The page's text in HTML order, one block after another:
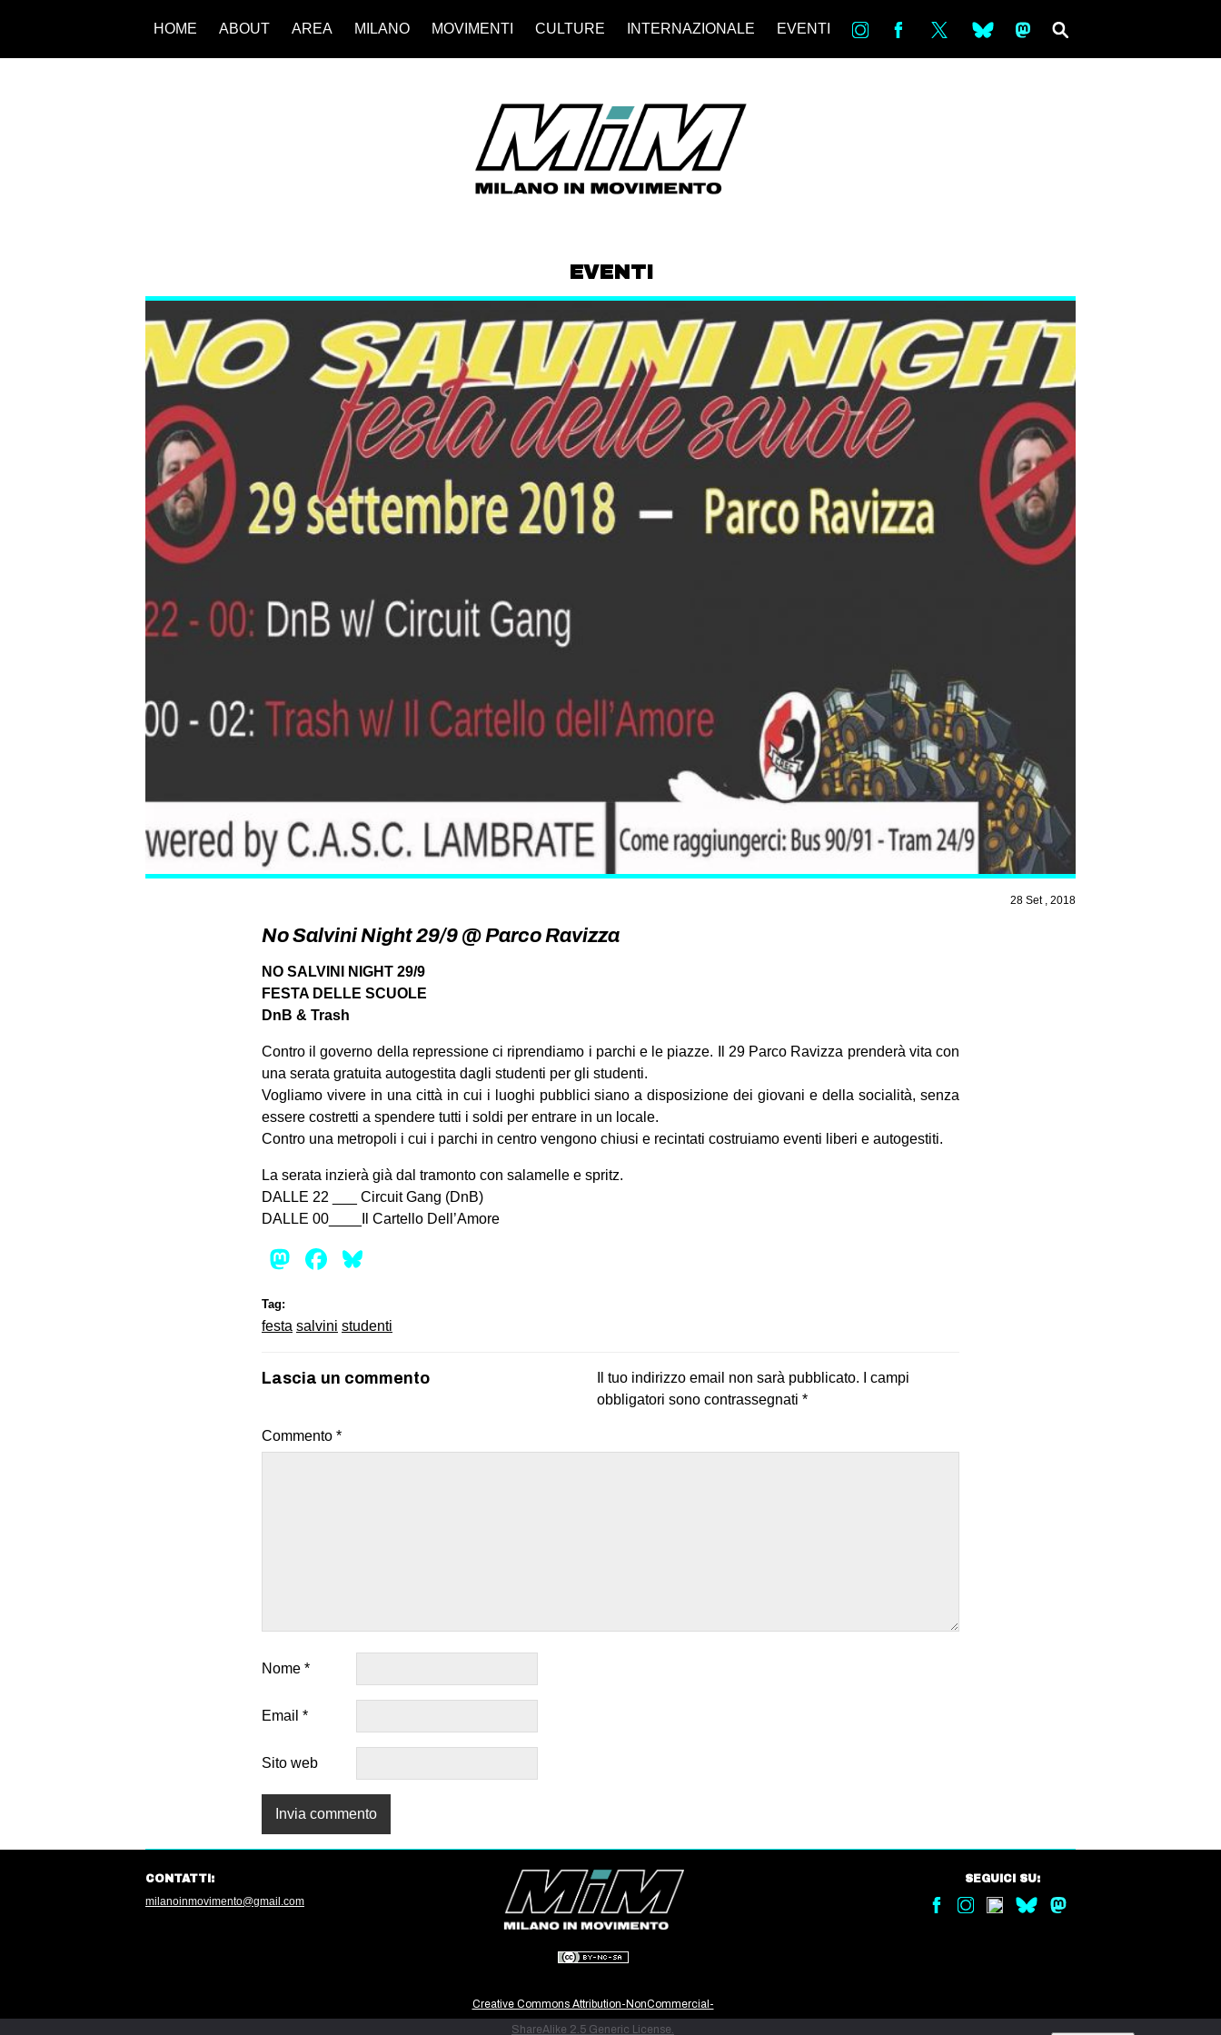
HOME ABOUT AREA MILANO MOVIMENTI CULTURE INTERNAZIONALE EVENTI in bsky ms
EVENTI
28 Set , 2018
No Salvini Night 29/9 @ Parco Ravizza
NO SALVINI NIGHT 29/9
FESTA DELLE SCUOLE
DnB & Trash
Contro il governo della repressione ci riprendiamo i parchi e le piazze. Il 29 Parco Ravizza prenderà vita con
una serata gratuita autogestita dagli studenti per gli studenti.
Vogliamo vivere in una città in cui i luoghi pubblici siano a disposizione dei giovani e della socialità, senza
essere costretti a spendere tutti i soldi per entrare in un locale.
Contro una metropoli i cui i parchi in centro vengono chiusi e recintati costruiamo eventi liberi e autogestiti.
La serata inzierà già dal tramonto con salamelle e spritz.
DALLE 22 ___ Circuit Gang (DnB)
DALLE 00____Il Cartello Dell’Amore
Mastodon
Facebook
Tag:
festa salvini studenti
Lascia un commento Il tuo indirizzo email non sarà pubblicato.
I campi
obbligatori sono contrassegnati *
Commento *
Nome *
Email *
Sito web
Creative Commons Attribution-NonCommercial-
ShareAlike 2.5 Generic License.
CONTATTI:
milanoinmovimento@gmail.com
SEGUICI SU: